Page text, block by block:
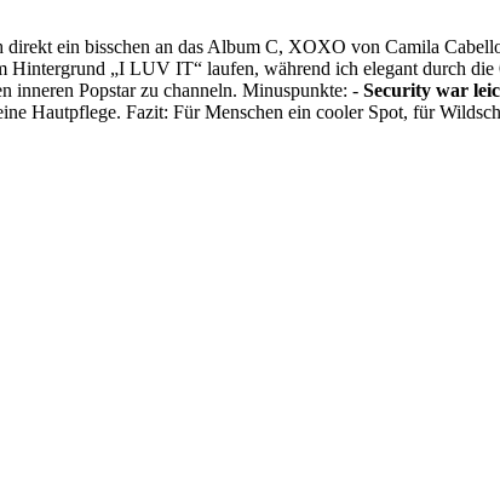
ein bisschen an das Album C, XOXO von Camila
Hintergrund „I LUV IT“ laufen, während ich elegant durch die
inneren Popstar zu channeln. Minuspunkte: - Security war
Hautpflege. Fazit: Für Menschen ein cooler Spot, für